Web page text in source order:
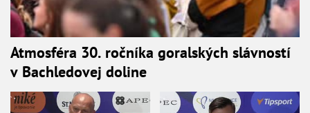
Atmosféra 30. ročníka goralských slávností
v Bachledovej doline